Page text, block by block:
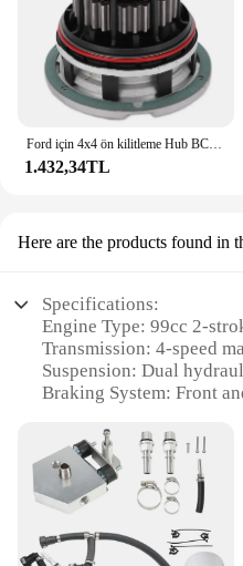
1.432,34TL
Here are the products found in
Specifications:
Engine Type: 99cc 2-
Transmission: 4-speed
Suspension: Dual
Braking System: Front
Weight Capacity: Up to
Fuel Capacity: 1.2
Features:
|Wholesale|Vendors|